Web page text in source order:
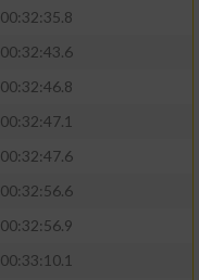
00:32:35.8
00:32:43.6
00:32:46.8
00:32:47.1
00:32:47.6
00:32:56.6
00:32:56.9
00:33:10.1